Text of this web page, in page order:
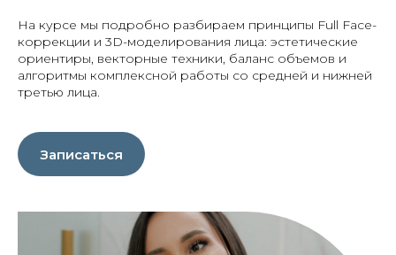
На курсе мы подробно разбираем принципы Full Face-
коррекции и 3D-моделирования лица: эстетические
ориентиры, векторные техники, баланс объемов и
алгоритмы комплексной работы со средней и нижней
третью лица.
Записаться